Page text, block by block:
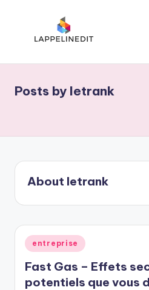
p
e
li
n
Posts by letrank
About letrank
Posted
in
entreprise
Fast Gas – Effets
potentiels que vous